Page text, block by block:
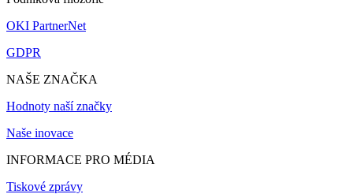
OKI PartnerNet
GDPR
NAŠE ZNAČKA
Hodnoty naší značky
Naše inovace
INFORMACE PRO MÉDIA
Tiskové zprávy